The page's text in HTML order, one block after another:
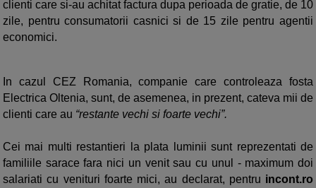
clienti care si-au achitat factura dupa perioada de gratie, de 10
zile, pentru consumatorii casnici si de 15 zile pentru agentii
economici.
In cazul CEZ Romania, companie care controleaza fosta
Electrica Oltenia, sunt, de asemenea, in prezent, cateva mii de
clienti care au “restante vechi si foarte vechi”.
Cei mai multi restantieri la plata luminii sunt reprezentati de
familiile sarace fara nici un venit sau cu unul - maximum doi
salariati cu venituri foarte mici, au declarat, pentru incont.ro